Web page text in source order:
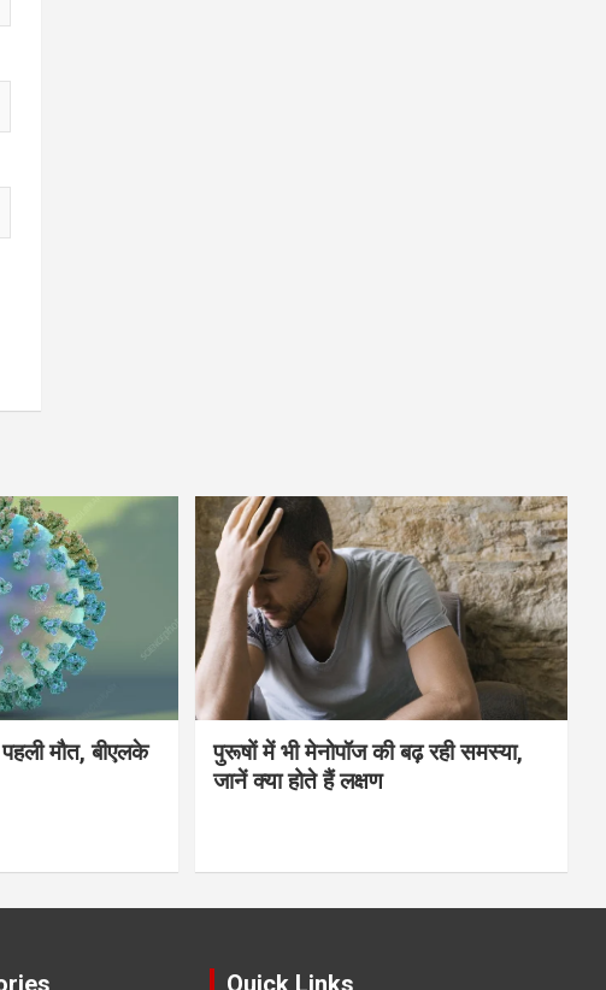
मौत, बीएलके
पुरूषों में भी मेनोपॉज की बढ़ रही समस्या,
जानें क्या होते हैं लक्षण
Quick Links